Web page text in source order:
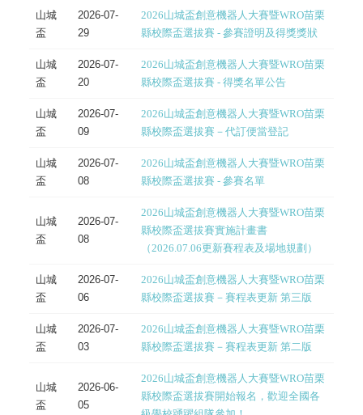
山城
盃
2026-07-
29
2026山城盃創意機器人大賽暨WRO苗栗
縣校際盃選拔賽 - 參賽證明及得獎獎狀
山城
盃
2026-07-
20
2026山城盃創意機器人大賽暨WRO苗栗
縣校際盃選拔賽 - 得獎名單公告
山城
盃
2026-07-
09
2026山城盃創意機器人大賽暨WRO苗栗
縣校際盃選拔賽－代訂便當登記
山城
盃
2026-07-
08
2026山城盃創意機器人大賽暨WRO苗栗
縣校際盃選拔賽 - 參賽名單
山城
盃
2026-07-
08
2026山城盃創意機器人大賽暨WRO苗栗
縣校際盃選拔賽實施計畫書
（2026.07.06更新賽程表及場地規劃）
山城
盃
2026-07-
06
2026山城盃創意機器人大賽暨WRO苗栗
縣校際盃選拔賽－賽程表更新 第三版
山城
盃
2026-07-
03
2026山城盃創意機器人大賽暨WRO苗栗
縣校際盃選拔賽－賽程表更新 第二版
山城
盃
2026-06-
05
2026山城盃創意機器人大賽暨WRO苗栗
縣校際盃選拔賽開始報名，歡迎全國各